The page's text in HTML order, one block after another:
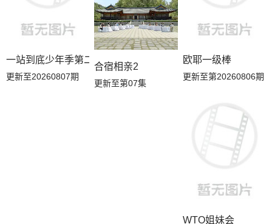
一站到底少年季第二季
更新至20260807期
合宿相亲2
更新至第07集
欧耶一级棒
更新至第20260806期
WTO姐妹会